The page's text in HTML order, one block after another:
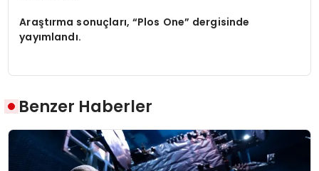
Araştırma sonuçları, “Plos One” dergisinde
yayımlandı.
Benzer Haberler